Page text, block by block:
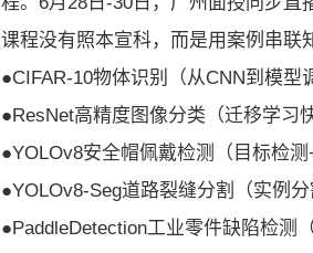
课程没有照本宣科，而是用案例串联
●CIFAR-10物体识别（从CNN到模型
●ResNet高精度图像分类（迁移学习
●YOLOv8安全帽佩戴检测（目标检测
●YOLOv8-Seg道路裂缝分割（实例分
●PaddleDetection工业零件缺陷检测